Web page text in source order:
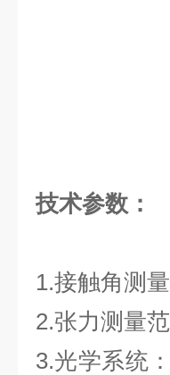
技术参数：
1.接触角测
2.张力测量
3.光学系统